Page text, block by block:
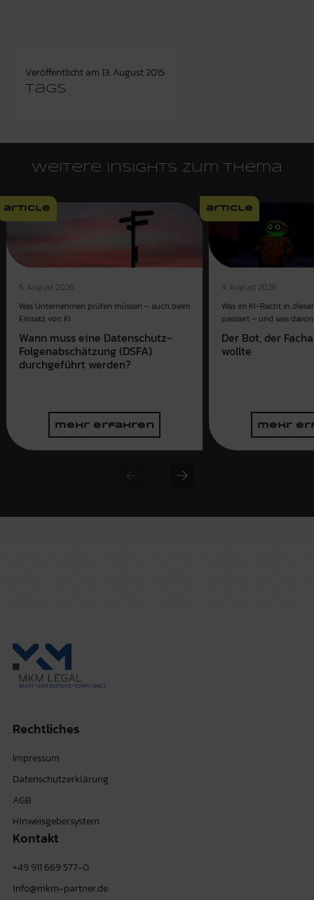
Veröffentlicht am 13. August 2015
Tags
Weitere Insights zum Thema
article
5. August 2026
Was Unternehmen prüfen müssen – auch beim
Einsatz von KI
Wann muss eine Datenschutz-
Folgenabschätzung (DSFA)
durchgeführt werden?
mehr erfahren
article
4. August 2026
Was im KI-Recht in
passiert – und was
Der Bot, der
wollte
mehr
Previous slide
Next slide
Rechtliches
Impressum
Datenschutzerklärung
AGB
Hinweisgebersystem
Kontakt
+49 911 669 577-0
info@mkm-partner.de